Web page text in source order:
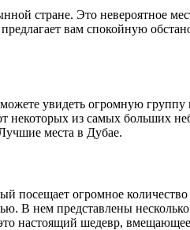
стране. Это невероятное
вам спокойную
увидеть огромную
из самых больших
места в Дубае.
посещает огромное
В нем представлены
настоящий шедевр, вмещающее